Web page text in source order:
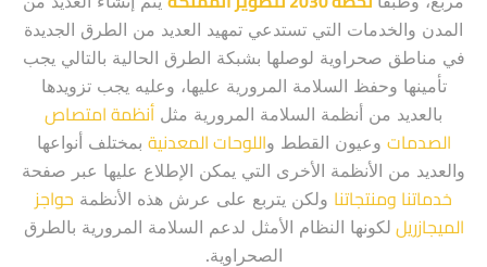
المدن والخدمات التي تستدعي تمهيد العديد من الطرق الجديدة
في مناطق صحراوية لوصلها بشبكة الطرق الحالية بالتالي يجب
تأمينها وحفظ السلامة المرورية عليها، وعليه يجب تزويدها
بالعديد من أنظمة السلامة المرورية مثل أنظمة امتصاص
الصدمات وعيون القطط واللوحات المعدنية بمختلف أنواعها
والعديد من الأنظمة الأخرى التي يمكن الإطلاع عليها عبر صفحة
خدماتنا ومنتجاتنا ولكن يتربع على عرش هذه الأنظمة حواجز
الميجازريل لكونها النظام الأمثل لدعم السلامة المرورية بالطرق
الصحراوية.